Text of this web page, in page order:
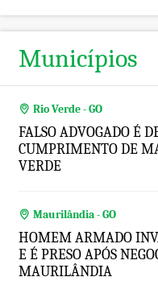
Municípios
Rio Verde - GO
FALSO ADVOGADO É
CUMPRIMENTO DE
VERDE
Maurilândia - GO
HOMEM ARMADO
E É PRESO APÓS
MAURILÂNDIA